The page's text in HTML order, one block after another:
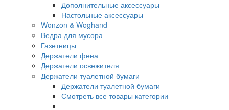
Дополнительные аксессуары
Настольные аксессуары
Wonzon & Woghand
Ведра для мусора
Газетницы
Держатели фена
Держатели освежителя
Держатели туалетной бумаги
Держатели туалетной бумаги
Смотреть все товары категории